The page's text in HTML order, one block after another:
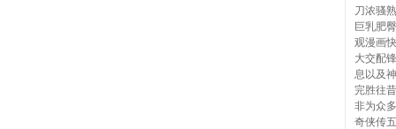
刀浓骚
巨乳肥
观漫画
大交配
息以及
完胜往
非为众
奇侠传